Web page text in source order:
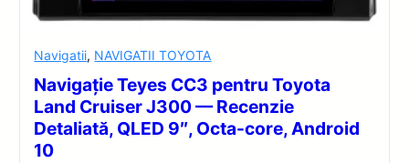
Navigatii, NAVIGATII TOYOTA
Navigație Teyes CC3 pentru Toyota
Land Cruiser J300 — Recenzie
Detaliată, QLED 9″, Octa-core, Android
10